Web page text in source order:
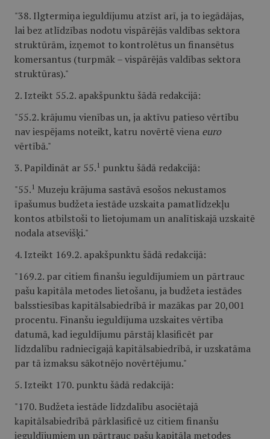
"38. Ilgtermiņa ieguldījumu atzīst arī, ja to iegādājas,
lai bez atlīdzības nodotu vispārējās valdības sektora
struktūrām, izņemot to kontrolētus un finansētus
komersantus (turpmāk – vispārējās valdības sektora
struktūras)."
2. Izteikt 55.2. apakšpunktu šādā redakcijā:
"55.2. krājumu vienības un, ja aktīvu patieso vērtību
nav iespējams noteikt, katru novērtē viena euro
vērtībā."
3. Papildināt ar 55. 1 punktu šādā redakcijā:
"55. 1 Muzeju krājuma sastāvā esošos nekustamos
īpašumus budžeta iestāde uzskaita pamatlīdzekļu
kontos atbilstoši to lietojumam un analītiskajā uzskaitē
nodala atsevišķi."
4. Izteikt 169.2. apakšpunktu šādā redakcijā:
"169.2. par citiem finanšu ieguldījumiem un pārtrauc
pašu kapitāla metodes lietošanu, ja budžeta iestādes
balsstiesības kapitālsabiedrībā ir mazākas par 20,001
procentu. Finanšu ieguldījuma uzskaites vērtība
datumā, kad ieguldījumu pārstāj klasificēt par
līdzdalību radniecīgajā kapitālsabiedrībā, ir uzskatāma
par tā izmaksu sākotnējo novērtējumu."
5. Izteikt 170. punktu šādā redakcijā:
"170. Budžeta iestāde līdzdalību asociētajā
kapitālsabiedrībā pārklasificē uz citiem finanšu
ieguldījumiem un pārtrauc pašu kapitāla metodes